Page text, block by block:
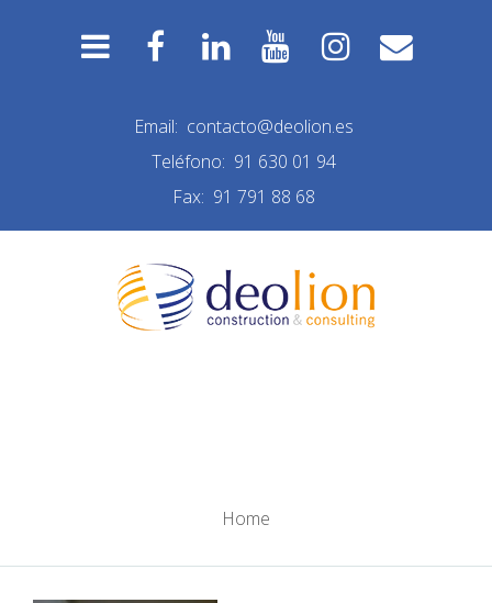
Email: contacto@deolion.es
Teléfono: 91 630 01 94
Fax: 91 791 88 68
Home